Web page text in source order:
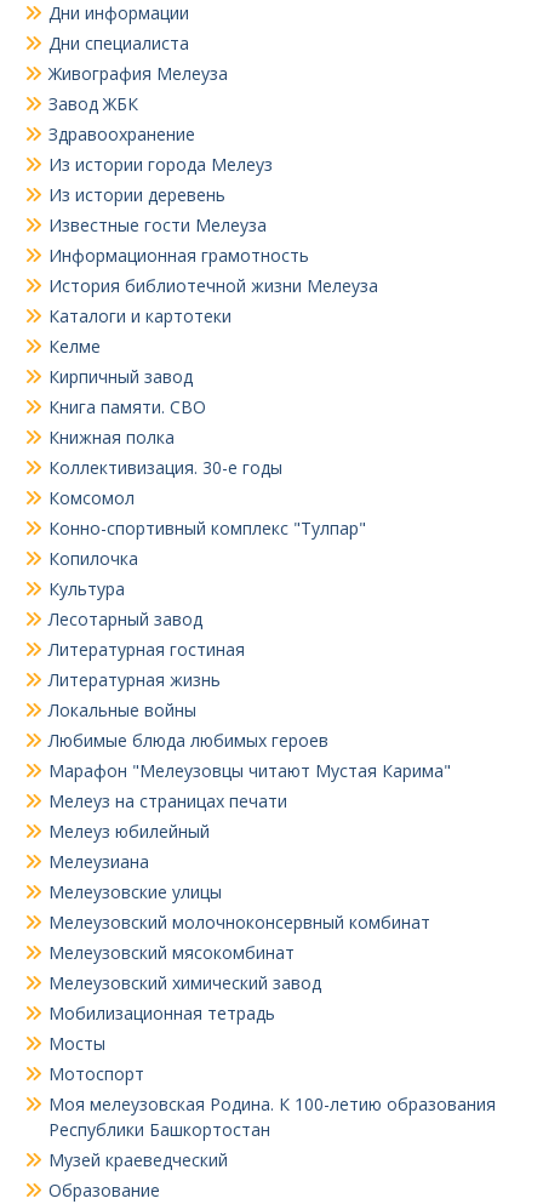
Дни информации
Дни специалиста
Живография Мелеуза
Завод ЖБК
Здравоохранение
Из истории города Мелеуз
Из истории деревень
Известные гости Мелеуза
Информационная грамотность
История библиотечной жизни Мелеуза
Каталоги и картотеки
Келме
Кирпичный завод
Книга памяти. СВО
Книжная полка
Коллективизация. 30-е годы
Комсомол
Конно-спортивный комплекс "Тулпар"
Копилочка
Культура
Лесотарный завод
Литературная гостиная
Литературная жизнь
Локальные войны
Любимые блюда любимых героев
Марафон "Мелеузовцы читают Мустая Карима"
Мелеуз на страницах печати
Мелеуз юбилейный
Мелеузиана
Мелеузовские улицы
Мелеузовский молочноконсервный комбинат
Мелеузовский мясокомбинат
Мелеузовский химический завод
Мобилизационная тетрадь
Мосты
Мотоспорт
Моя мелеузовская Родина. К 100-летию образования
Республики Башкортостан
Музей краеведческий
Образование